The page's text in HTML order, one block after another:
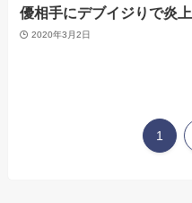
優相手にデブイジりで炎上
2020年3月2日
1